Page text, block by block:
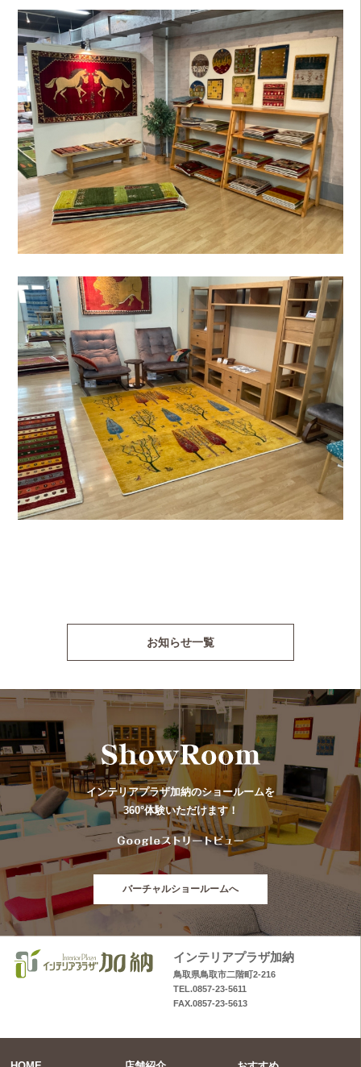
お知らせ一覧
インテリアプラザ加納のショールームを
360°体験いただけます！
バーチャルショールームへ
インテリアプラザ加納
鳥取県鳥取市二階町2-216
TEL.0857-23-5611
FAX.0857-23-5613